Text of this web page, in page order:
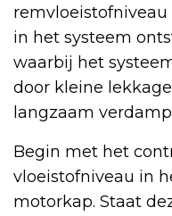
in het systeem
waarbij het
door kleine
langzaam
Begin met het
vloeistofniveau in
motorkap. Staat